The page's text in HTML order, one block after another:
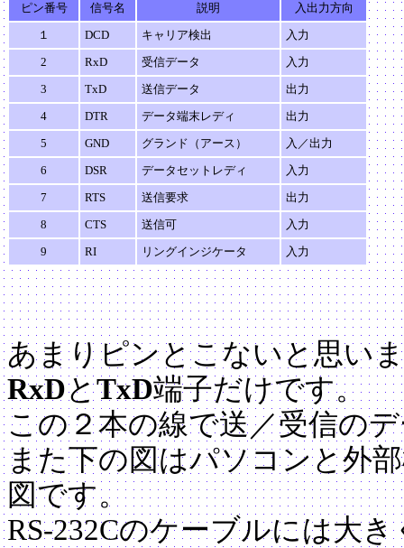
ピン番号 信号名 説明
入出力方向
１
DCD キャリア検出
入力
2
RxD 受信データ
入力
3
TxD 送信データ
出力
4
DTR データ端末レディ
出力
5
GND グランド（アース）
入／出力
6
DSR データセットレディ
入力
7
RTS 送信要求
出力
8
CTS 送信可
入力
9
RI リングインジケータ 入力
あまりピンとこないと思い
RxDとTxD端子だけです。
この２本の線で送／受信の
また下の図はパソコンと外
図です。
RS-232Cのケーブルには大